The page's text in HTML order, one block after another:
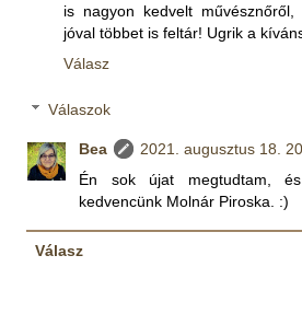
is nagyon kedvelt
jóval többet is feltár! Ugrik a
Válasz
Válaszok
Bea
2021. augusztus 18.
Én sok újat megtudtam,
kedvencünk Molnár Piroska. :)
Válasz